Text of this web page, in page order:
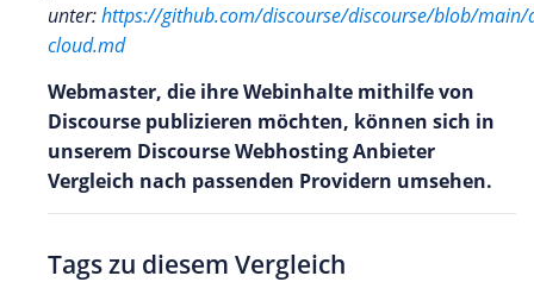
unter:https://github.com/discourse/discourse/blob/main/
cloud.md
Webmaster, die ihre Webinhalte mithilfe von
Discourse publizieren möchten, können sich in
unserem Discourse Webhosting Anbieter
Vergleich nach passenden Providern umsehen.
Tags zu diesem Vergleich